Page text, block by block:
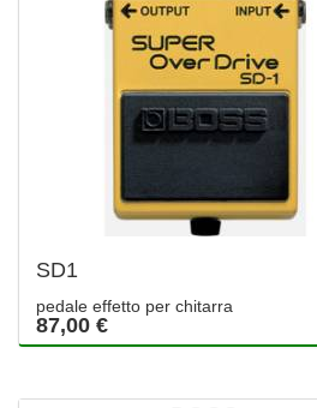
SD1
pedale effetto per chitarra
87,00 €